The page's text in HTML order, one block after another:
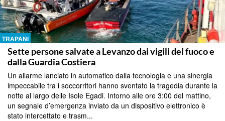
TRAPANI
Sette persone salvate a Levanzo dai vigili del fuoco e
dalla Guardia Costiera
Un allarme lanciato in automatico dalla tecnologia e una sinergia
impeccabile tra i soccorritori hanno sventato la tragedia durante la
notte al largo delle Isole Egadi. Intorno alle ore 3:00 del mattino,
un segnale d’emergenza inviato da un dispositivo elettronico è
stato intercettato e trasm...